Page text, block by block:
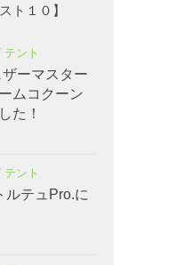
ト１０】
テント
ーマスター
ムコクーン
た！
テント
ルテュPro.に